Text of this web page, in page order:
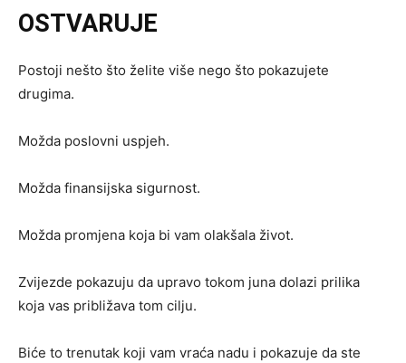
OSTVARUJE
Postoji nešto što želite više nego što pokazujete
drugima.
Možda poslovni uspjeh.
Možda finansijska sigurnost.
Možda promjena koja bi vam olakšala život.
Zvijezde pokazuju da upravo tokom juna dolazi prilika
koja vas približava tom cilju.
Biće to trenutak koji vam vraća nadu i pokazuje da ste